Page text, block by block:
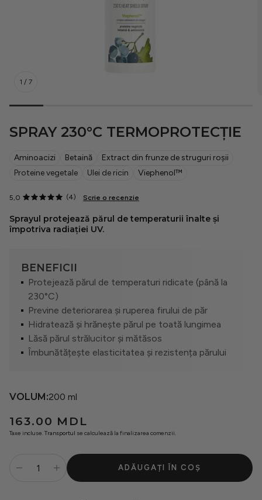
Pentru bărbați
Protecție solară
Seturi
Oferte
1 / 7
SPRAY 230°C TERMOPROTECȚIE
Aminoacizi Betaină
Extract din frunze de struguri roșii
Proteine vegetale
Ulei de ricin Viephenol™
5,0 (4) Scrie o recenzie
Sprayul protejează părul de temperaturii înalte și
împotriva radiației UV.
BENEFICII
Protejează părul de temperaturi ridicate (până la
230°C)
Previne deteriorarea și ruperea firului de păr
Hidratează și hrănește părul pe toată lungimea
Lăsă părul strălucitor și mătăsos
Îmbunătățește elasticitatea și rezistența părului
VOLUM:200 ml
Preț
obișnuit
163.00 MDL
Taxe incluse.Transportul se calculează la finalizarea comenzii.
ADĂUGAȚI ÎN COȘ